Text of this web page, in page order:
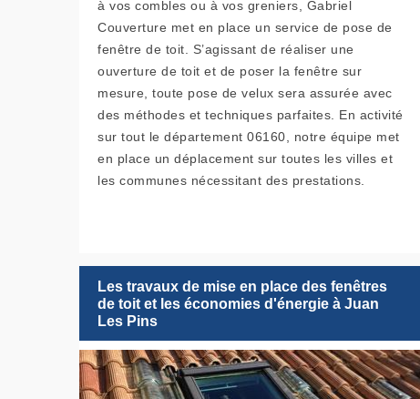
à vos combles ou à vos greniers, Gabriel
Couverture met en place un service de pose de
fenêtre de toit. S’agissant de réaliser une
ouverture de toit et de poser la fenêtre sur
mesure, toute pose de velux sera assurée avec
des méthodes et techniques parfaites. En activité
sur tout le département 06160, notre équipe met
en place un déplacement sur toutes les villes et
les communes nécessitant des prestations.
Les travaux de mise en place des fenêtres
de toit et les économies d'énergie à Juan
Les Pins